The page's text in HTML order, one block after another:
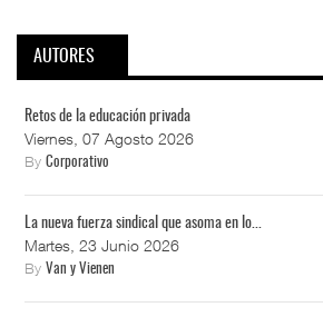
AUTORES
Retos de la educación privada
Viernes, 07 Agosto 2026
By Corporativo
La nueva fuerza sindical que asoma en lo...
Martes, 23 Junio 2026
By Van y Vienen